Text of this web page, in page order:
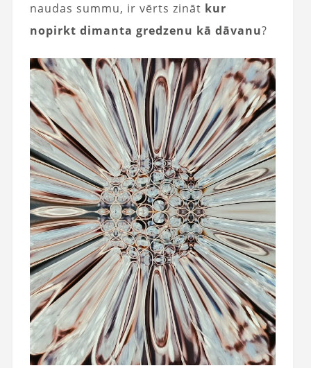
naudas summu, ir vērts zināt kur
nopirkt dimanta gredzenu kā dāvanu?